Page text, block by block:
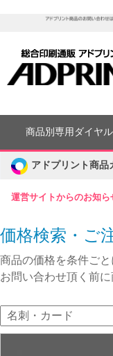
運営サイトからのお知ら
商品別専用ダイヤル
アドプリント商品
価格検索・ご
商品の価格を条件ごと
お問い合わせ頂く前